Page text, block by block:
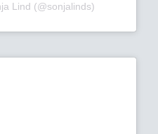
Lind (@sonjalinds)